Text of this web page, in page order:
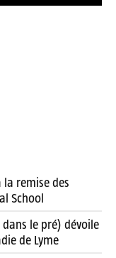
remise des
School
dans le pré) dévoile
de Lyme